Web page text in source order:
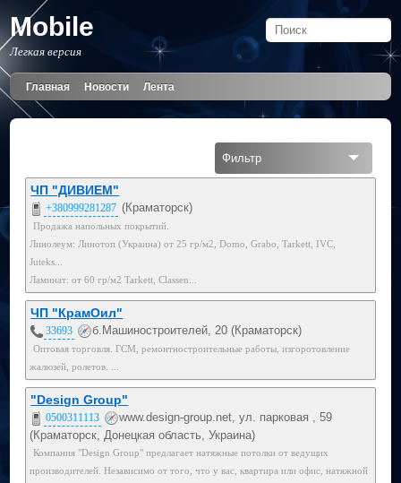
Mobile
Легкая версия
Главная Новости Лента
Фильтр
ЧП "ДИВИЕМ"
+380999281287 (Краматорск)
Продажа напольных покрытий.
Линолеум: Линотоп (Украина) от 25 гр/м2, Domo, Grabo, Tarkett, IVC,
Juteks...
Ламинат: от 60 гр/м2 Tarkett, Classen...
ЧП "КрамОил"
33693 б.Машиностроителей, 20 (Краматорск)
Оптовая торговля. ГСМ, ремонтностроительные работы, изгоротовление
жалюзей, ролетов. ...
"Design Group"
0500311113
www.design-group.net, ул. парковая , 59
(Краматорск, Донецкая область, Украина)
Компания "Design Group" предлагает натяжные потолки от ведущих
производителей. Независимо от того, что у вас, квартира или офис, натяжной